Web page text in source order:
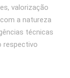
valorização
a natureza
técnicas
respectivo